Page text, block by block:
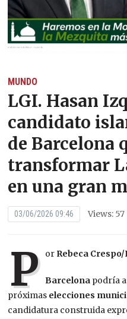
MUNDO
LGI. Hasan
candidato
de Barcelona
transformar
en una gran
03/06/2026 09:46 Views: 57
P or Rebeca
Barcelona podría
próximas elecciones
candidatura construida